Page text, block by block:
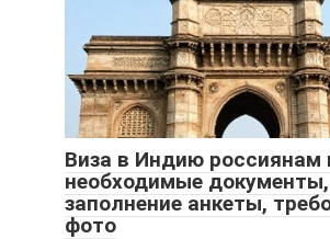
Виза в Индию россиянам
необходимые документы,
заполнение анкеты,
фото